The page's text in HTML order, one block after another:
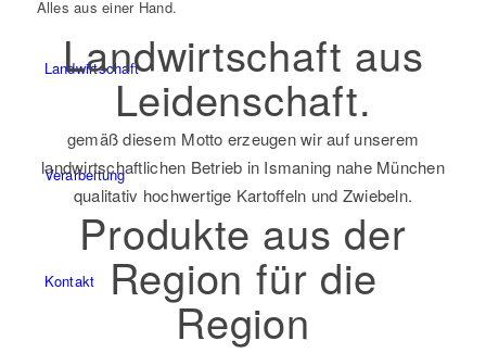
Landwirtschaft
Verarbeitung
Kontakt
Alles aus einer Hand.
Landwirtschaft aus
Leidenschaft.
gemäß diesem Motto erzeugen wir auf unserem
landwirtschaftlichen Betrieb in Ismaning nahe München
qualitativ hochwertige Kartoffeln und Zwiebeln.
Produkte aus der
Region für die
Region